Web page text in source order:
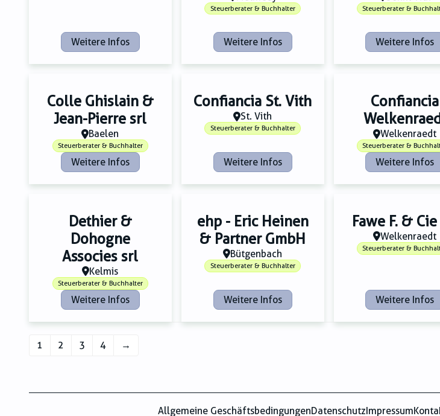
Weitere Infos
Steuerberater & Buchhalter
Weitere Infos
Steuerberater &
Weitere Infos
Colle Ghislain &
Jean-Pierre srl
Baelen
Steuerberater & Buchhalter
Weitere Infos
Confiancia St. Vith
St. Vith
Steuerberater & Buchhalter
Weitere Infos
Confiancia
Welkenraedt
Steuerberater &
Weitere Infos
Dethier &
Dohogne
Associes srl
Kelmis
Steuerberater & Buchhalter
Weitere Infos
ehp - Eric Heinen
& Partner GmbH
Bütgenbach
Steuerberater & Buchhalter
Weitere Infos
Fawe F. &
Welkenraedt
Steuerberater &
Weitere Infos
1 2 3 4 →
Allgemeine GeschäftsbedingungenDatenschutzImpressum